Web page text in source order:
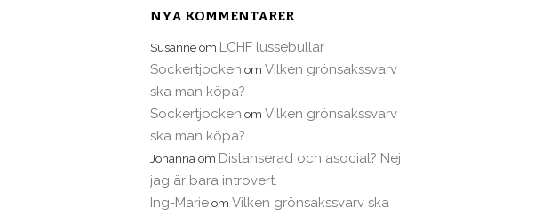
NYA KOMMENTARER
Susanne om LCHF lussebullar
Sockertjocken om Vilken grönsakssvarv
ska man köpa?
Sockertjocken om Vilken grönsakssvarv
ska man köpa?
Johanna om Distanserad och asocial? Nej,
jag är bara introvert.
Ing-Marie om Vilken grönsakssvarv ska